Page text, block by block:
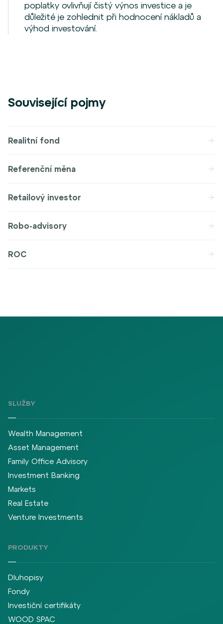
poplatky ovlivňují čistý výnos investice a je
důležité je zohlednit při hodnocení nákladů a
výhod investování.
Související pojmy
Realitní fond
Referenční měna
Retailový investor
Robo-advisory
ROC
SLUŽBY
Wealth Management
Asset Management
Family Office Advisory
Investment Banking
Markets
Real Estate
Venture Investments
PRODUKTY
Dluhopisy
Fondy
Investiční certifikáty
WOOD SPAC